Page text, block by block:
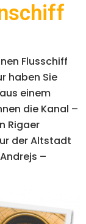
Flusschiff
haben Sie
einem
die Kanal –
Rigaer
der Altstadt
–